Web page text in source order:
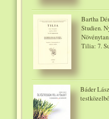
Bartha
Studien.
Tilia: 7.
Báder